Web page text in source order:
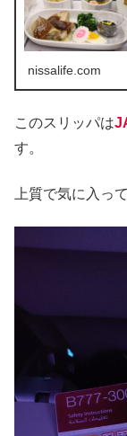
nissalife.com
このスリッパは
す。
上質で気に入っ